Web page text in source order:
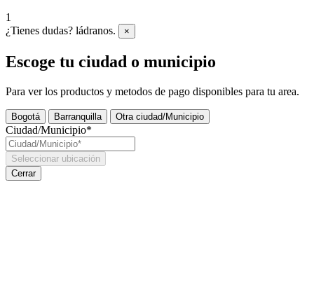
1
¿Tienes dudas? ládranos.
×
Escoge tu ciudad o municipio
Para ver los productos y metodos de pago disponibles para tu area.
Bogotá Barranquilla Otra ciudad/Municipio
Ciudad/Municipio*
Seleccionar ubicación
Cerrar